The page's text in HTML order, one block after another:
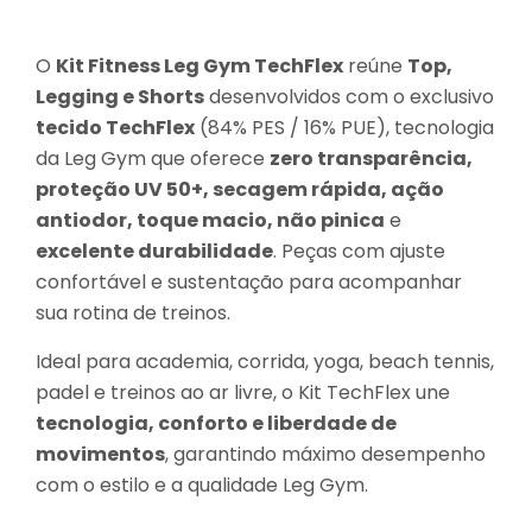
O Kit Fitness Leg Gym TechFlex reúne Top,
Legging e Shortsdesenvolvidos com o exclusivo
tecido TechFlex (84% PES / 16% PUE), tecnologia
da Leg Gym que oferece zero transparência,
proteção UV 50+, secagem rápida, ação
antiodor, toque macio, não pinica e
excelente durabilidade. Peças com ajuste
confortável e sustentação para acompanhar
sua rotina de treinos.
Ideal para academia, corrida, yoga, beach tennis,
padel e treinos ao ar livre, o Kit TechFlex une
tecnologia, conforto e liberdade de
movimentos, garantindo máximo desempenho
com o estilo e a qualidade Leg Gym.